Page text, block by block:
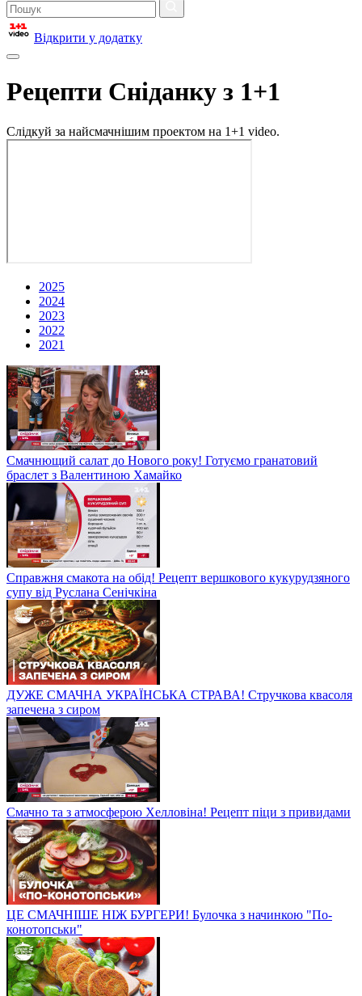
Відкрити у додатку
Рецепти Сніданку з 1+1
Слідкуй за найсмачнішим проектом на 1+1 video.
2025
2024
2023
2022
2021
Смачнющий салат до Нового року! Готуємо гранатовий
браслет з Валентиною Хамайко
Справжня смакота на обід! Рецепт вершкового кукурудзяного
супу від Руслана Сенічкіна
ДУЖЕ СМАЧНА УКРАЇНСЬКА СТРАВА! Стручкова квасоля
запечена з сиром
Смачно та з атмосферою Хелловіна! Рецепт піци з привидами
ЦЕ СМАЧНІШЕ НІЖ БУРГЕРИ! Булочка з начинкою "По-
конотопськи"